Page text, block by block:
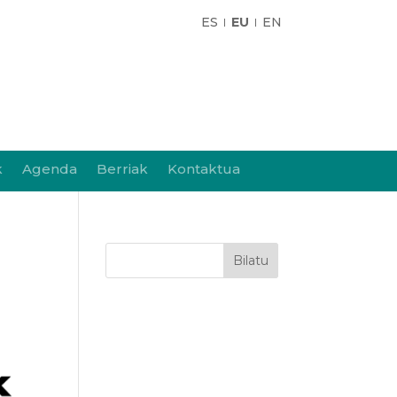
ES EU EN
Agenda Berriak Kontaktua